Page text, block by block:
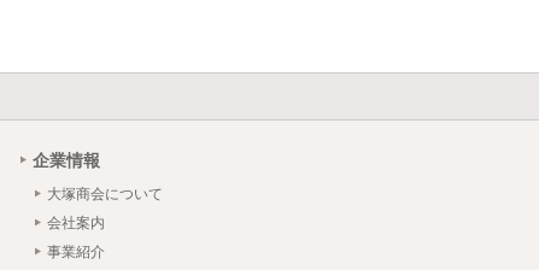
企業情報
大塚商会について
会社案内
事業紹介